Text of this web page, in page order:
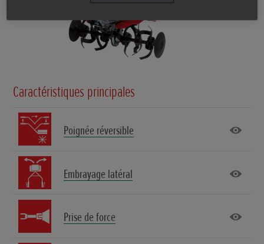
Caractéristiques principales
Poignée réversible
Embrayage latéral
Prise de force